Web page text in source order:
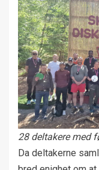
28 deltakere med
Da deltakerne